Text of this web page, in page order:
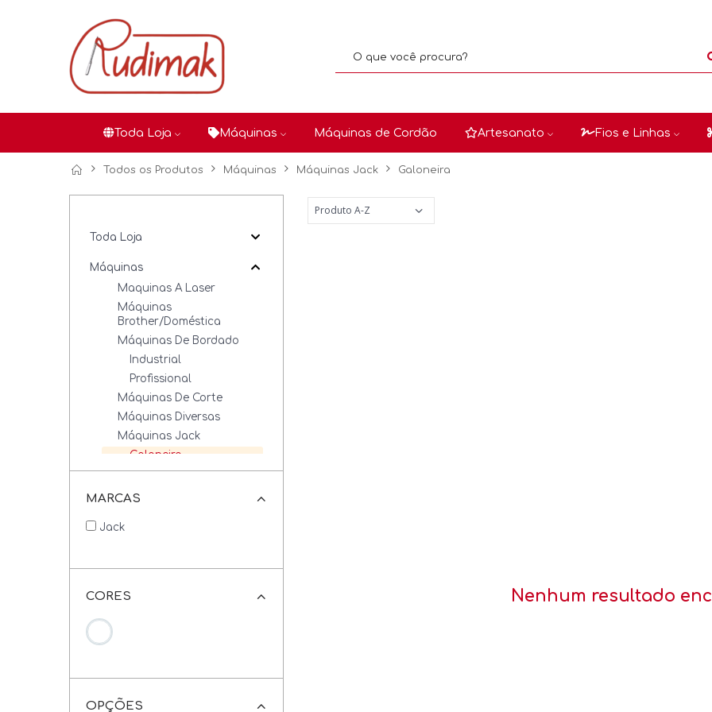
Toda Loja Máquinas Máquinas de Cordão Artesanato Fios e Linhas
Todos os Produtos Máquinas Máquinas Jack Galoneira
Nenhum resultado
Toda Loja
Máquinas
Maquinas A Laser
Máquinas
Brother/Doméstica
Máquinas De Bordado
Industrial
Profissional
Máquinas De Corte
Máquinas Diversas
Máquinas Jack
Galoneira
Overlock / Interlock
Retas
Máquinas Zoje
Overlock / Interlock
Máquinas De Cordão
Fios E Linhas
MARCAS
Jack
CORES
OPÇÕES